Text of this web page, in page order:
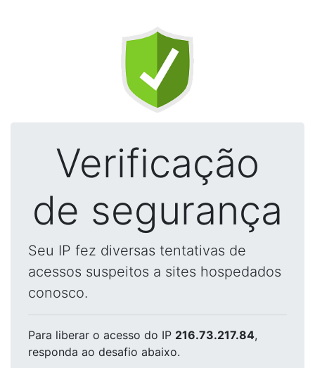
Verificação
de segurança
Seu IP fez diversas tentativas de
acessos suspeitos a sites hospedados
conosco.
Para liberar o acesso do IP 216.73.217.84,
responda ao desafio abaixo.